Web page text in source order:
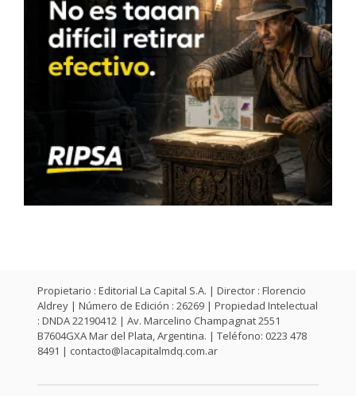
Propietario : Editorial La Capital S.A. | Director : Florencio
Aldrey | Número de Edición : 26269 | Propiedad Intelectual
: DNDA 22190412 | Av. Marcelino Champagnat 2551
B7604GXA Mar del Plata, Argentina. | Teléfono: 0223 478
8491 | contacto@lacapitalmdq.com.ar